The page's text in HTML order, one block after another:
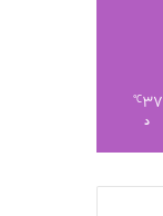
37
℃
د